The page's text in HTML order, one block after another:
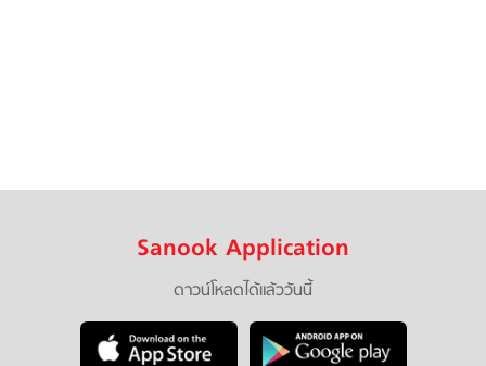
Sanook Application
ดาวน์โหลดได้แล้ววันนี้